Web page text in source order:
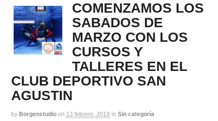
COMENZAMOS LOS
SABADOS DE
MARZO CON LOS
CURSOS Y
TALLERES EN EL
CLUB DEPORTIVO SAN
AGUSTIN
by Borgenstudio on 13 febrero, 2018 in Sin categoría